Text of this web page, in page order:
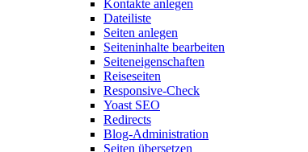
Kontakte anlegen
Dateiliste
Seiten anlegen
Seiteninhalte bearbeiten
Seiteneigenschaften
Reiseseiten
Responsive-Check
Yoast SEO
Redirects
Blog-Administration
Seiten übersetzen